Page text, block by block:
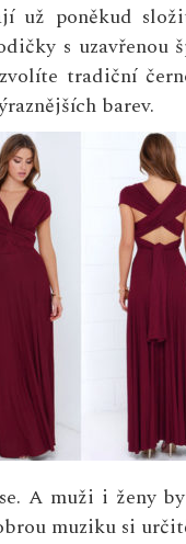
už poněkud
s uzavřenou
tradiční
barev.
A muži i ženy
muziku si